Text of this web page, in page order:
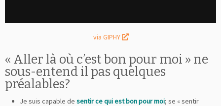
via GIPHY
« Aller là où c’est bon pour moi » ne
sous-entend il pas quelques
préalables?
Je suis capable de sentir ce qui est bon pour moi; se « sentir